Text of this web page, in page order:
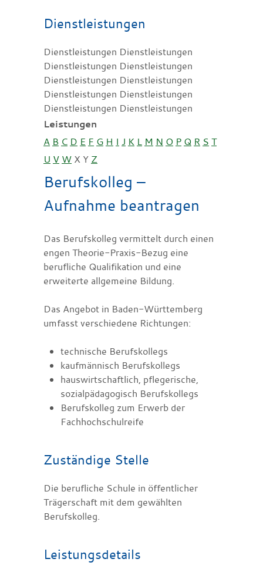
Dienstleistungen
Dienstleistungen Dienstleistungen
Dienstleistungen Dienstleistungen
Dienstleistungen Dienstleistungen
Dienstleistungen Dienstleistungen
Dienstleistungen Dienstleistungen
Leistungen
A B C D E F G H I J K L M N O P Q R S T
U V W X Y Z
Berufskolleg –
Aufnahme beantragen
Das Berufskolleg vermittelt durch einen
engen Theorie-Praxis-Bezug eine
berufliche Qualifikation und eine
erweiterte allgemeine Bildung.
Das Angebot in Baden-Württemberg
umfasst verschiedene Richtungen:
technische Berufskollegs
kaufmännisch Berufskollegs
hauswirtschaftlich, pflegerische,
sozialpädagogisch Berufskollegs
Berufskolleg zum Erwerb der
Fachhochschulreife
Zuständige Stelle
Die berufliche Schule in öffentlicher
Trägerschaft mit dem gewählten
Berufskolleg.
Leistungsdetails